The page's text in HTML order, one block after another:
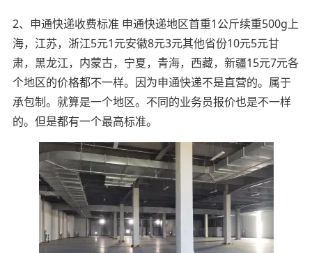
2、申通快递收费标准 申通快递地区首重1公斤续重500g上
海，江苏，浙江5元1元安徽8元3元其他省份10元5元甘
肃，黑龙江，内蒙古，宁夏，青海，西藏，新疆15元7元各
个地区的价格都不一样。因为申通快递不是直营的。属于
承包制。就算是一个地区。不同的业务员报价也是不一样
的。但是都有一个最高标准。